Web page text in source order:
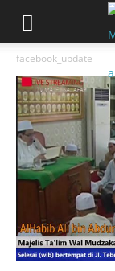
facebook_update